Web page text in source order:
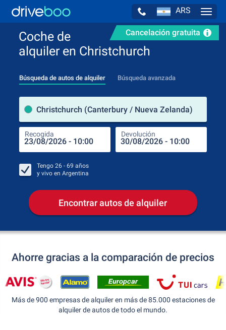
ARS
Cancelación gratuita
Coche de
alquiler en Christchurch
Búsqueda de autos de alquiler Búsqueda avanzada
Christchurch (Canterbury / Nueva Zelanda)
Recogida Devolución
Tengo 26 - 69 años
y vivo en Argentina
Encontrar autos de alquiler
Ahorre gracias a la comparación de precios
Más de 900 empresas de alquiler en más de 85.000 estaciones de
alquiler de autos de todo el mundo.